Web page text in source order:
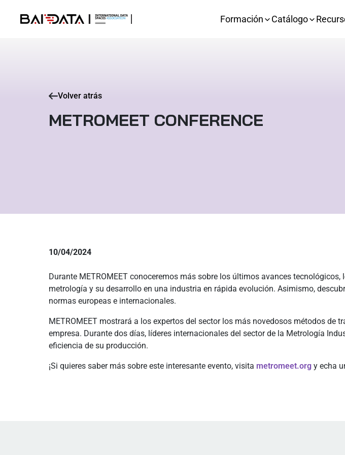
Formación Catálogo
Volver atrás
METROMEET CONFERENCE
10/04/2024
Durante METROMEET conoceremos más sobre los últimos avances
metrología y su desarrollo en una industria en rápida evolución. Asimismo,
normas europeas e internacionales.
METROMEET mostrará a los expertos del sector los más novedosos métodos
empresa. Durante dos días, líderes internacionales del sector de la Metrología
eficiencia de su producción.
¡Si quieres saber más sobre este interesante evento, visita metromeet.org y echa